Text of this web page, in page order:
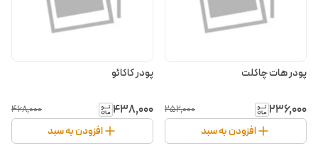
پودر هات چاکلت
۲۳۶٬۰۰۰ ۲۵۲٬۰۰۰
افزودن به سبد
پودر کاکائو
۴۳۸٬۰۰۰ ۴۶۸٬۰۰۰
افزودن به سبد